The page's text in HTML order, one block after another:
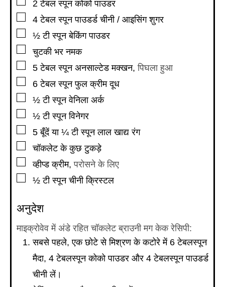
2 टेबल स्पून कोको पाउडर
▢
4 टेबल स्पून पाउडर्ड चीनी / आइसिंग शुगर
▢
½ टी स्पून बेकिंग पाउडर
▢
चुटकी भर नमक
▢
5 टेबल स्पून अनसाल्टेड मक्खन,पिघला हुआ
▢
6 टेबल स्पून फुल क्रीम दूध
▢
½ टी स्पून वेनिला अर्क
▢
½ टी स्पून विनेगर
▢
5 बूँदेंया ¼ टी स्पून लाल खाद्य रंग
▢
चॉकलेट के कुछ टुकड़े
▢
व्हीप्ड क्रीम,परोसने के लिए
▢
½ टी स्पून चीनी क्रिस्टल
अनुदेश
माइक्रोवेव में अंडे रहित चॉकलेट ब्राउनी मग केक रेसिपी:
सबसे पहले, एक छोटे से मिश्रण के कटोरे में 6 टेबलस्पून
मैदा, 4 टेबलस्पून कोको पाउडर और 4 टेबलस्पून पाउडर्ड
चीनी लें।